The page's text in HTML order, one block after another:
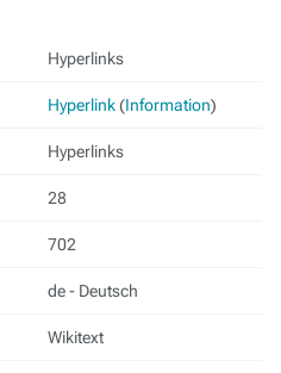
Hyperlinks
Hyperlink(Information)
Hyperlinks
28
702
de - Deutsch
Wikitext